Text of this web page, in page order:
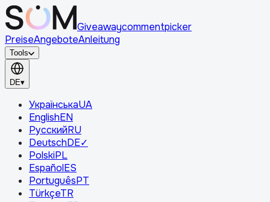
Giveawaycommentpicker
PreiseAngeboteAnleitung
Tools
DE▾
УкраїнськаUA
EnglishEN
РусскийRU
DeutschDE✓
PolskiPL
EspañolES
PortuguêsPT
TürkçeTR